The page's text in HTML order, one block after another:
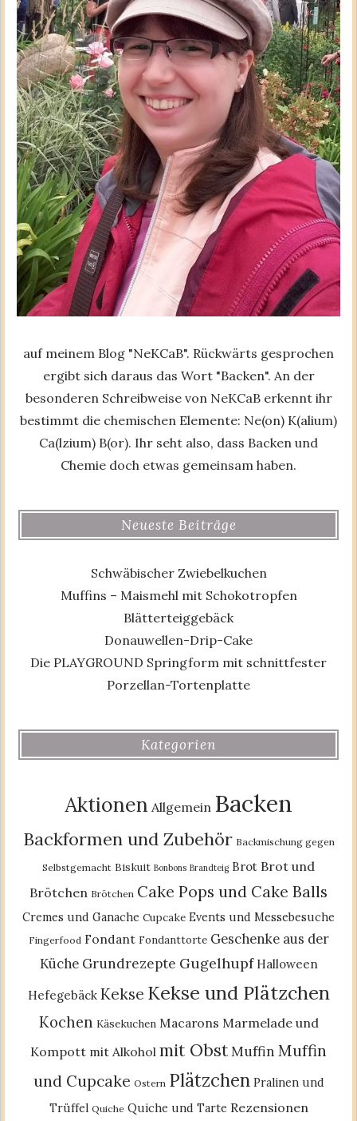
auf meinem Blog "NeKCaB". Rückwärts gesprochen
ergibt sich daraus das Wort "Backen". An der
besonderen Schreibweise von NeKCaB erkennt ihr
bestimmt die chemischen Elemente: Ne(on) K(alium)
Ca(lzium) B(or). Ihr seht also, dass Backen und
Chemie doch etwas gemeinsam haben.
Neueste Beiträge
Schwäbischer Zwiebelkuchen
Muffins – Maismehl mit Schokotropfen
Blätterteiggebäck
Donauwellen-Drip-Cake
Die PLAYGROUND Springform mit schnittfester
Porzellan-Tortenplatte
Kategorien
Aktionen Allgemein Backen
Backformen und Zubehör Backmischung gegen
Selbstgemacht Biskuit Bonbons Brandteig Brot Brot und
Brötchen Brötchen Cake Pops und Cake Balls
Cremes und Ganache Cupcake Events und Messebesuche
Fingerfood Fondant Fondanttorte Geschenke aus der
Küche Grundrezepte Gugelhupf Halloween
Hefegebäck Kekse Kekse und Plätzchen
Kochen Käsekuchen Macarons Marmelade und
Kompott mit Alkohol mit ObstMuffin Muffin
und Cupcake Ostern Plätzchen Pralinen und
Trüffel Quiche Quiche und Tarte Rezensionen